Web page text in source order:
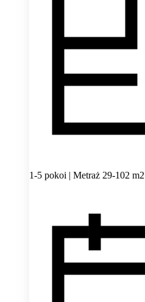
1-5 pokoi | Metraż 29-102 m2